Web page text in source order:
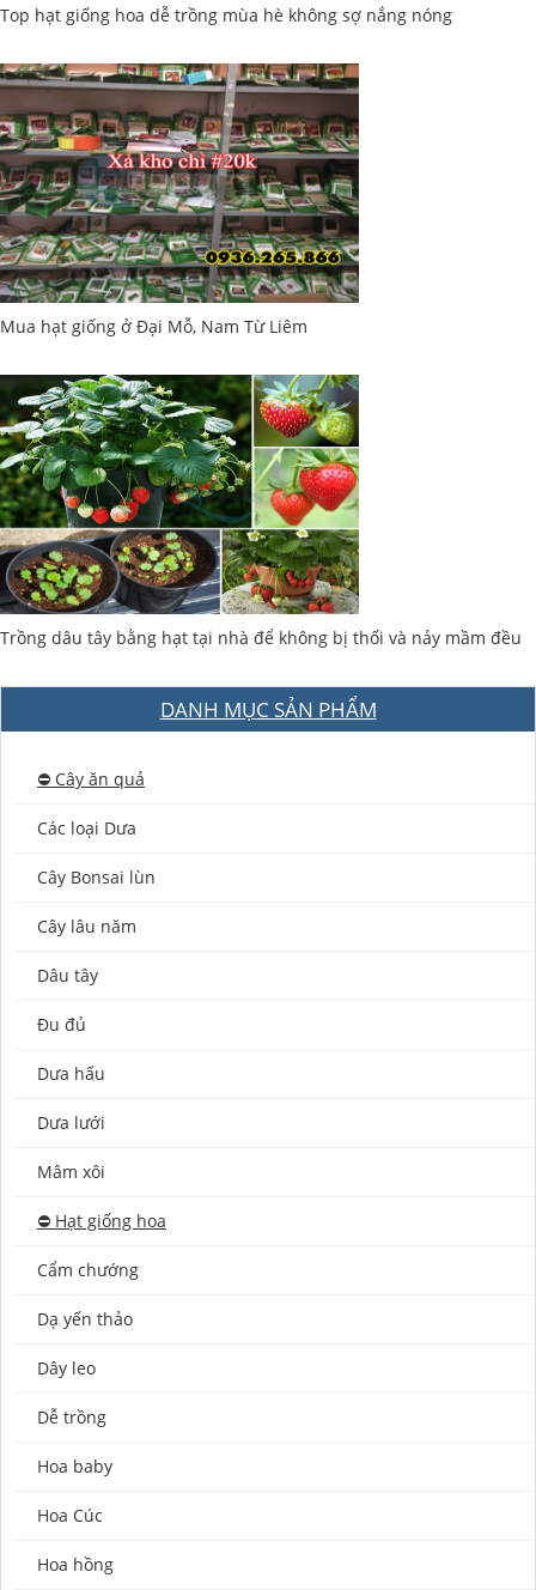
Top hạt giống hoa dễ trồng mùa hè không sợ nắng nóng
Mua hạt giống ở Đại Mỗ, Nam Từ Liêm
Trồng dâu tây bằng hạt tại nhà để không bị thối và nảy mầm đều
DANH MỤC SẢN PHẨM
⛔️ Cây ăn quả
Các loại Dưa
Cây Bonsai lùn
Cây lâu năm
Dâu tây
Đu đủ
Dưa hấu
Dưa lưới
Mâm xôi
⛔️ Hạt giống hoa
Cẩm chướng
Dạ yến thảo
Dây leo
Dễ trồng
Hoa baby
Hoa Cúc
Hoa hồng